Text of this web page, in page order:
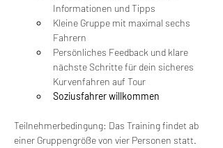
Informationen und Tipps
Kleine Gruppe mit maximal sechs
Fahrern
Persönliches Feedback und klare
nächste Schritte für dein sicheres
Kurvenfahren auf Tour
Soziusfahrer willkommen
Teilnehmerbedingung: Das Training findet ab
einer Gruppengröße von vier Personen statt.